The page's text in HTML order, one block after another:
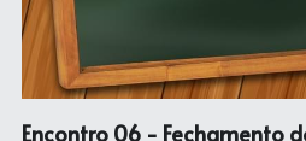
Encontro 06 - Fechamento